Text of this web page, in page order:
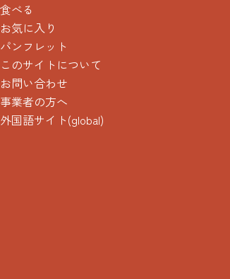
食べる
お気に入り
パンフレット
このサイトについて
お問い合わせ
事業者の方へ
外国語サイト(global)